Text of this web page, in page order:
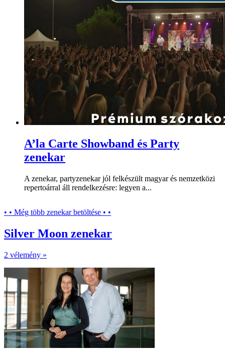
A’la Carte Showband és Party
zenekar
A zenekar, partyzenekar jól felkészült magyar és nemzetközi
repertoárral áll rendelkezésre: legyen a...
• • Még több zenekar betöltése • •
Silver Moon zenekar
2 vélemény »